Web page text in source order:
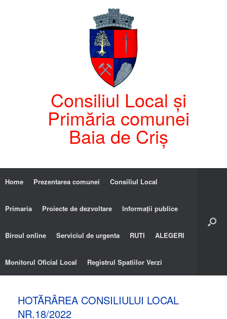
Consiliul Local și
Primăria comunei
Baia de Criș
Home Prezentarea comunei Consiliul Local
Primaria Proiecte de dezvoltare Informații publice
Biroul online Serviciul de urgenta RUTI ALEGERI
Monitorul Oficial Local Registrul Spatiilor Verzi
HOTĂRÂREA CONSILIULUI LOCAL
NR.18/2022